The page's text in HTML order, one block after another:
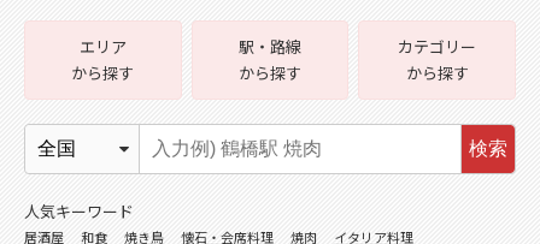
エリア
から探す
駅・路線
から探す
カテゴリー
から探す
検索
人気キーワード
居酒屋 和食 焼き鳥 懐石・会席料理 焼肉
イタリア料理